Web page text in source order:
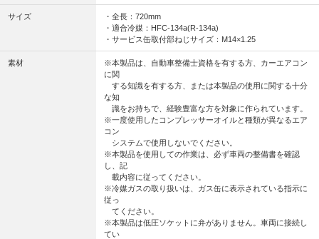
サイズ
・全長：720mm
・適合冷媒：HFC-134a(R-134a)
・サービス缶取付部ねじサイズ：M14×1.25
素材
※本製品は、自動車整備士資格を有する方、カーエアコン
に関
する知識を有する方、または本製品の使用に関する十分
な知
識をお持ちで、経験豊富な方を対象に作られています。
※一度使用したコンプレッサーオイルと種類が異なるエア
コン
システムで使用しないでください。
※本製品を使用しての作業は、必ず車両の整備書を確認
し、記
載内容に従ってください。
※冷媒ガスの取り扱いは、ガス缶に表示されている指示に
従っ
てください。
※本製品は低圧ソケットに弁がありません。車両に接続し
てい